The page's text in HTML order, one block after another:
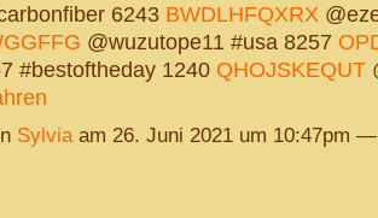
6243 BWDLHFQXRX
@wuzutope11 #usa 8257
#bestoftheday 1240 QHOJSKEQUT
Sylviaam 26. Juni 2021 um 10:47pm